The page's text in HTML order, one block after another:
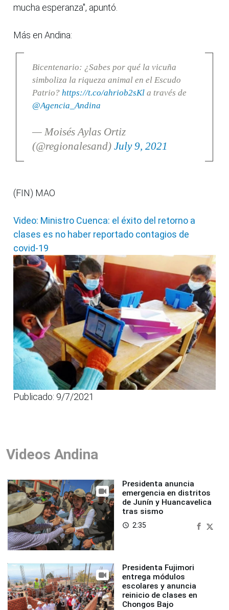
mucha esperanza", apuntó.
Más en Andina:
Bicentenario: ¿Sabes por qué la vicuña
simboliza la riqueza animal en el Escudo
Patrio? https://t.co/ahriob2sKla través de
@Agencia_Andina
— Moisés Aylas Ortiz
(@regionalesand) July 9, 2021
(FIN) MAO
Video: Ministro Cuenca: el éxito del retorno a
clases es no haber reportado contagios de
covid-19
Publicado: 9/7/2021
Videos Andina
Presidenta anuncia
emergencia en distritos
de Junín y Huancavelica
tras sismo
access_time 2:35
Presidenta Fujimori
entrega módulos
escolares y anuncia
reinicio de clases en
Chongos Bajo